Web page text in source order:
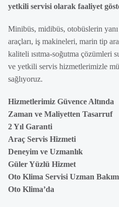
yetkili servisi olarak faaliyet
Minibüs, midibüs, otobüslerin
araçları, iş makineleri, marin tip
kaliteli ısıtma-soğutma çözümleri
ve yetkili servis hizmetlerimizle
sağlıyoruz.
Hizmetlerimiz Güvence Altında
Zaman ve Maliyetten Tasarruf
2 Yıl Garanti
Araç Servis Hizmeti
Deneyim ve Uzmanlık
Güler Yüzlü Hizmet
Oto Klima Servisi Uzman
Oto Klima’da